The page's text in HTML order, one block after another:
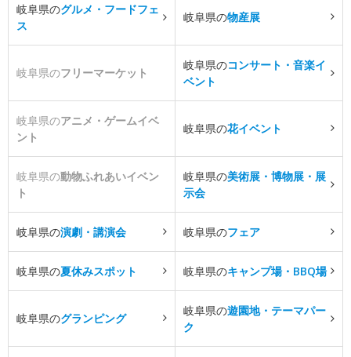
岐阜県のグルメ・フードフェ
ス
岐阜県の物産展
岐阜県のフリーマーケット
岐阜県のコンサート・音楽イ
ベント
岐阜県のアニメ・ゲームイベ
ント
岐阜県の花イベント
岐阜県の動物ふれあいイベン
ト
岐阜県の美術展・博物展・展
示会
岐阜県の演劇・講演会 岐阜県のフェア
岐阜県の夏休みスポット 岐阜県のキャンプ場・BBQ場
岐阜県のグランピング
岐阜県の遊園地・テーマパー
ク